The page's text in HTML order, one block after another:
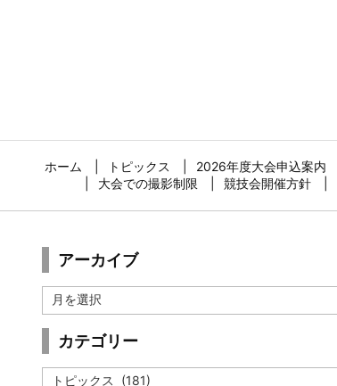
ホーム トピックス 2026年度大会申込案内
大会での撮影制限
競技会開催方針
アーカイブ
ー
カ
カテゴリー